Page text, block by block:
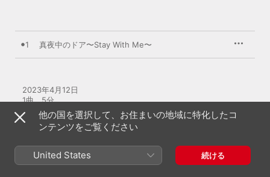
1 真夜中のドア〜Stay With Me〜
2023年4月12日
1曲、5分
A UNIVERSAL SIGMA release; ℗ 2023 UNIVERSAL MUSIC LLC
他の国を選択して、お住まいの地域に特化したコ
ンテンツをご覧ください
United States 続ける